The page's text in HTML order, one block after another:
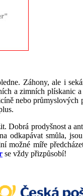
Záhony, ale i
a zimních plískanic
nebo průmyslových
Dobrá prodyšnost a
odkapávat smůla,
možné míře
se vždy přizpůsobí!